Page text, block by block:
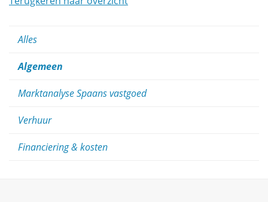
Alles
Algemeen
Marktanalyse Spaans vastgoed
Verhuur
Financiering & kosten